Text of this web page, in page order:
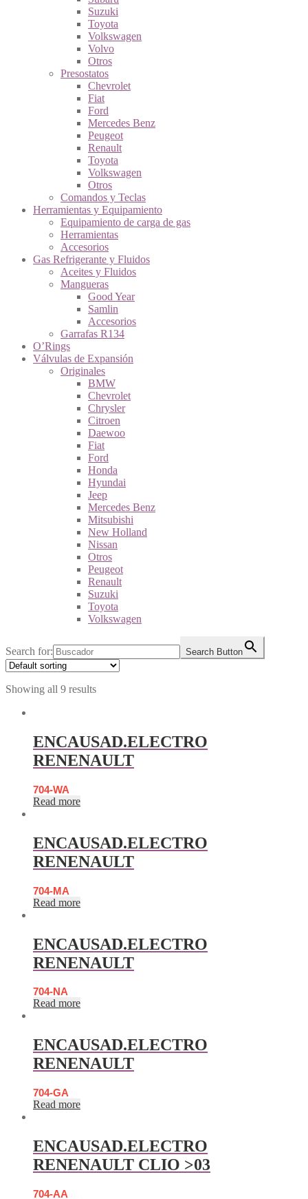
Suzuki
Toyota
Volkswagen
Volvo
Otros
Presostatos
Chevrolet
Fiat
Ford
Mercedes Benz
Peugeot
Renault
Toyota
Volkswagen
Otros
Comandos y Teclas
Herramientas y Equipamiento
Equipamiento de carga de gas
Herramientas
Accesorios
Gas Refrigerante y Fluidos
Aceites y Fluidos
Mangueras
Good Year
Samlin
Accesorios
Garrafas R134
O’Rings
Válvulas de Expansión
Originales
BMW
Chevrolet
Chrysler
Citroen
Daewoo
Fiat
Ford
Honda
Hyundai
Jeep
Mercedes Benz
Mitsubishi
New Holland
Nissan
Otros
Peugeot
Renault
Suzuki
Toyota
Volkswagen
Search for: Search Button
Showing all 9 results
ENCAUSAD.ELECTRO
RENENAULT
704-WA
Read more
ENCAUSAD.ELECTRO
RENENAULT
704-MA
Read more
ENCAUSAD.ELECTRO
RENENAULT
704-NA
Read more
ENCAUSAD.ELECTRO
RENENAULT
704-GA
Read more
ENCAUSAD.ELECTRO
RENENAULT CLIO >03
704-AA